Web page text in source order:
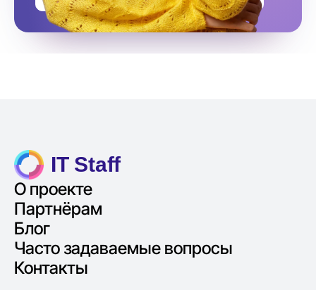
IT Staff
О проекте
Партнёрам
Блог
Часто задаваемые вопросы
Контакты